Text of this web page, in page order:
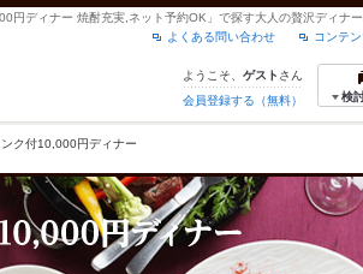
円ディナー 焼酎充実,ネット予約OK」で探す大人の贅沢ディナ
コンテ
よくある問い合わせ
ようこそ、 ゲスト さん
会員登録する（無料）
検
ク付10,000円ディナー